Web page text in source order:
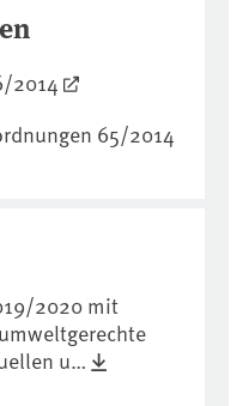
2014
65/2014
2020 mit
u…